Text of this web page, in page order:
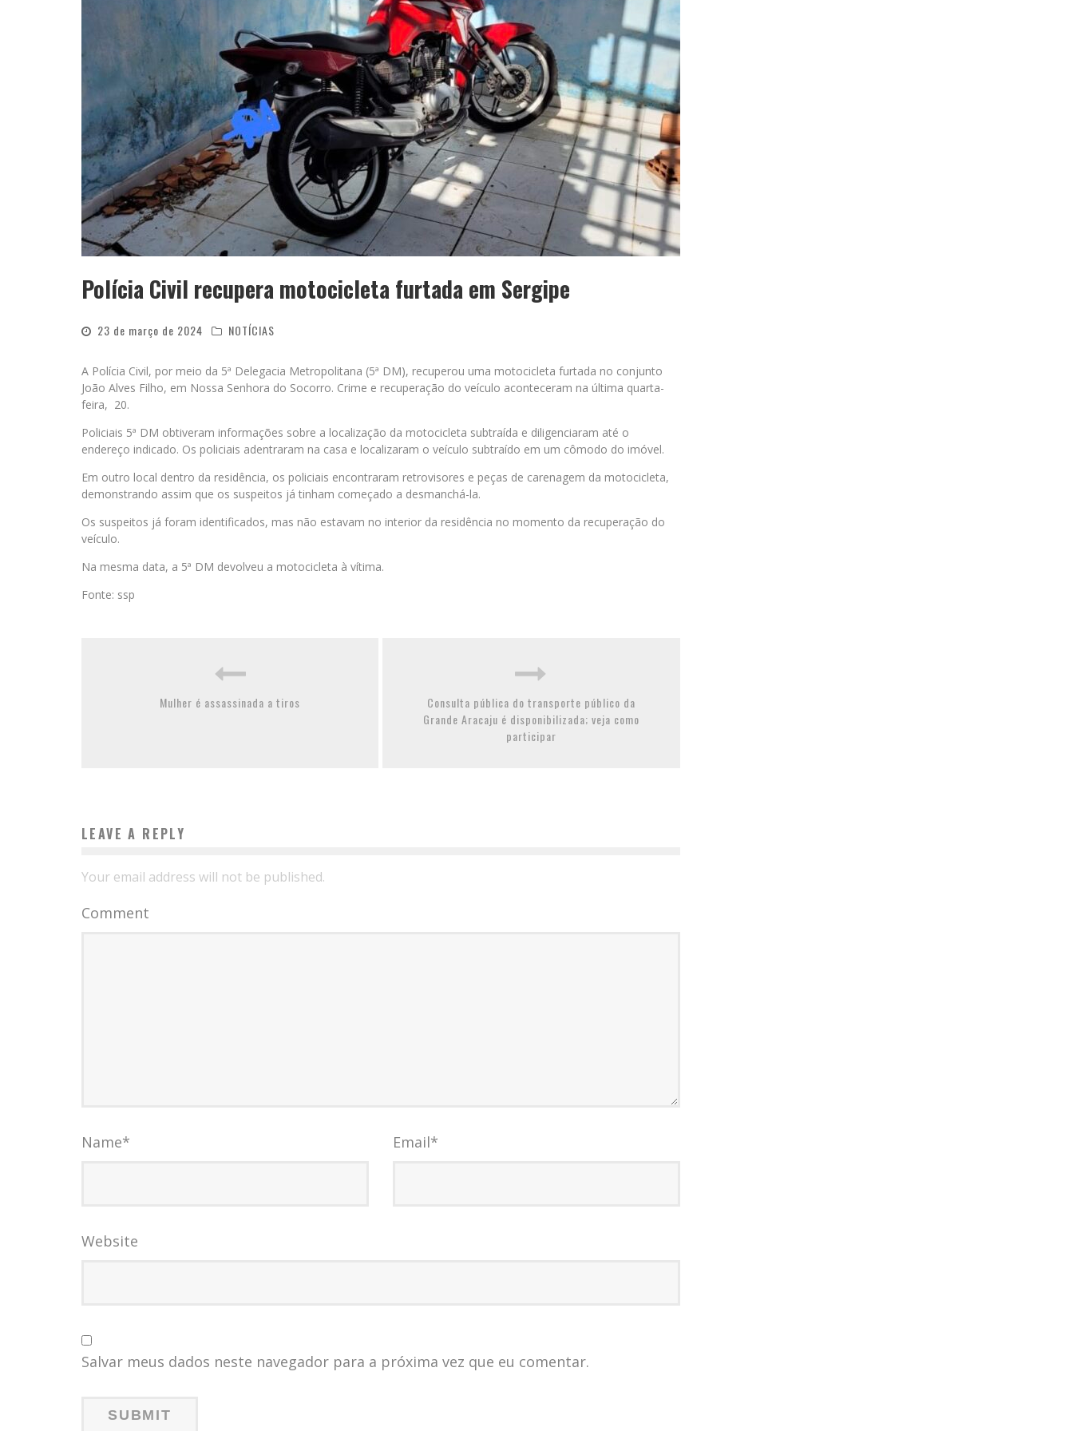
Polícia Civil recupera motocicleta furtada em Sergipe
23 de março de 2024 NOTÍCIAS
A Polícia Civil, por meio da 5ª Delegacia Metropolitana (5ª DM), recuperou uma motocicleta furtada no conjunto
João Alves Filho, em Nossa Senhora do Socorro. Crime e recuperação do veículo aconteceram na última quarta-
feira, 20.
Policiais 5ª DM obtiveram informações sobre a localização da motocicleta subtraída e diligenciaram até o
endereço indicado. Os policiais adentraram na casa e localizaram o veículo subtraído em um cômodo do imóvel.
Em outro local dentro da residência, os policiais encontraram retrovisores e peças de carenagem da motocicleta,
demonstrando assim que os suspeitos já tinham começado a desmanchá-la.
Os suspeitos já foram identificados, mas não estavam no interior da residência no momento da recuperação do
veículo.
Na mesma data, a 5ª DM devolveu a motocicleta à vítima.
Fonte: ssp
Mulher é assassinada a tiros
Consulta pública do transporte público da
Grande Aracaju é disponibilizada; veja como
participar
LEAVE A REPLY
Your email address will not be published.
Comment
Name* Email*
Website
Salvar meus dados neste navegador para a próxima vez que eu comentar.